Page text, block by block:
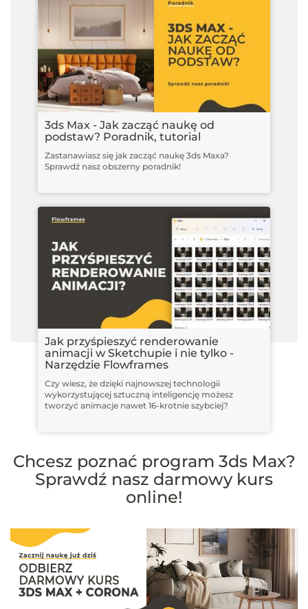
3ds Max - Jak zacząć naukę od
podstaw? Poradnik, tutorial
Zastanawiasz się jak zacząć naukę 3ds Maxa?
Sprawdź nasz obszerny poradnik!
Jak przyśpieszyć renderowanie
animacji w Sketchupie i nie tylko -
Narzędzie Flowframes
Czy wiesz, że dzięki najnowszej technologii
wykorzystującej sztuczną inteligencję możesz
tworzyć animacje nawet 16-krotnie szybciej?
Chcesz poznać program 3ds Max?
Sprawdź nasz darmowy kurs
online!